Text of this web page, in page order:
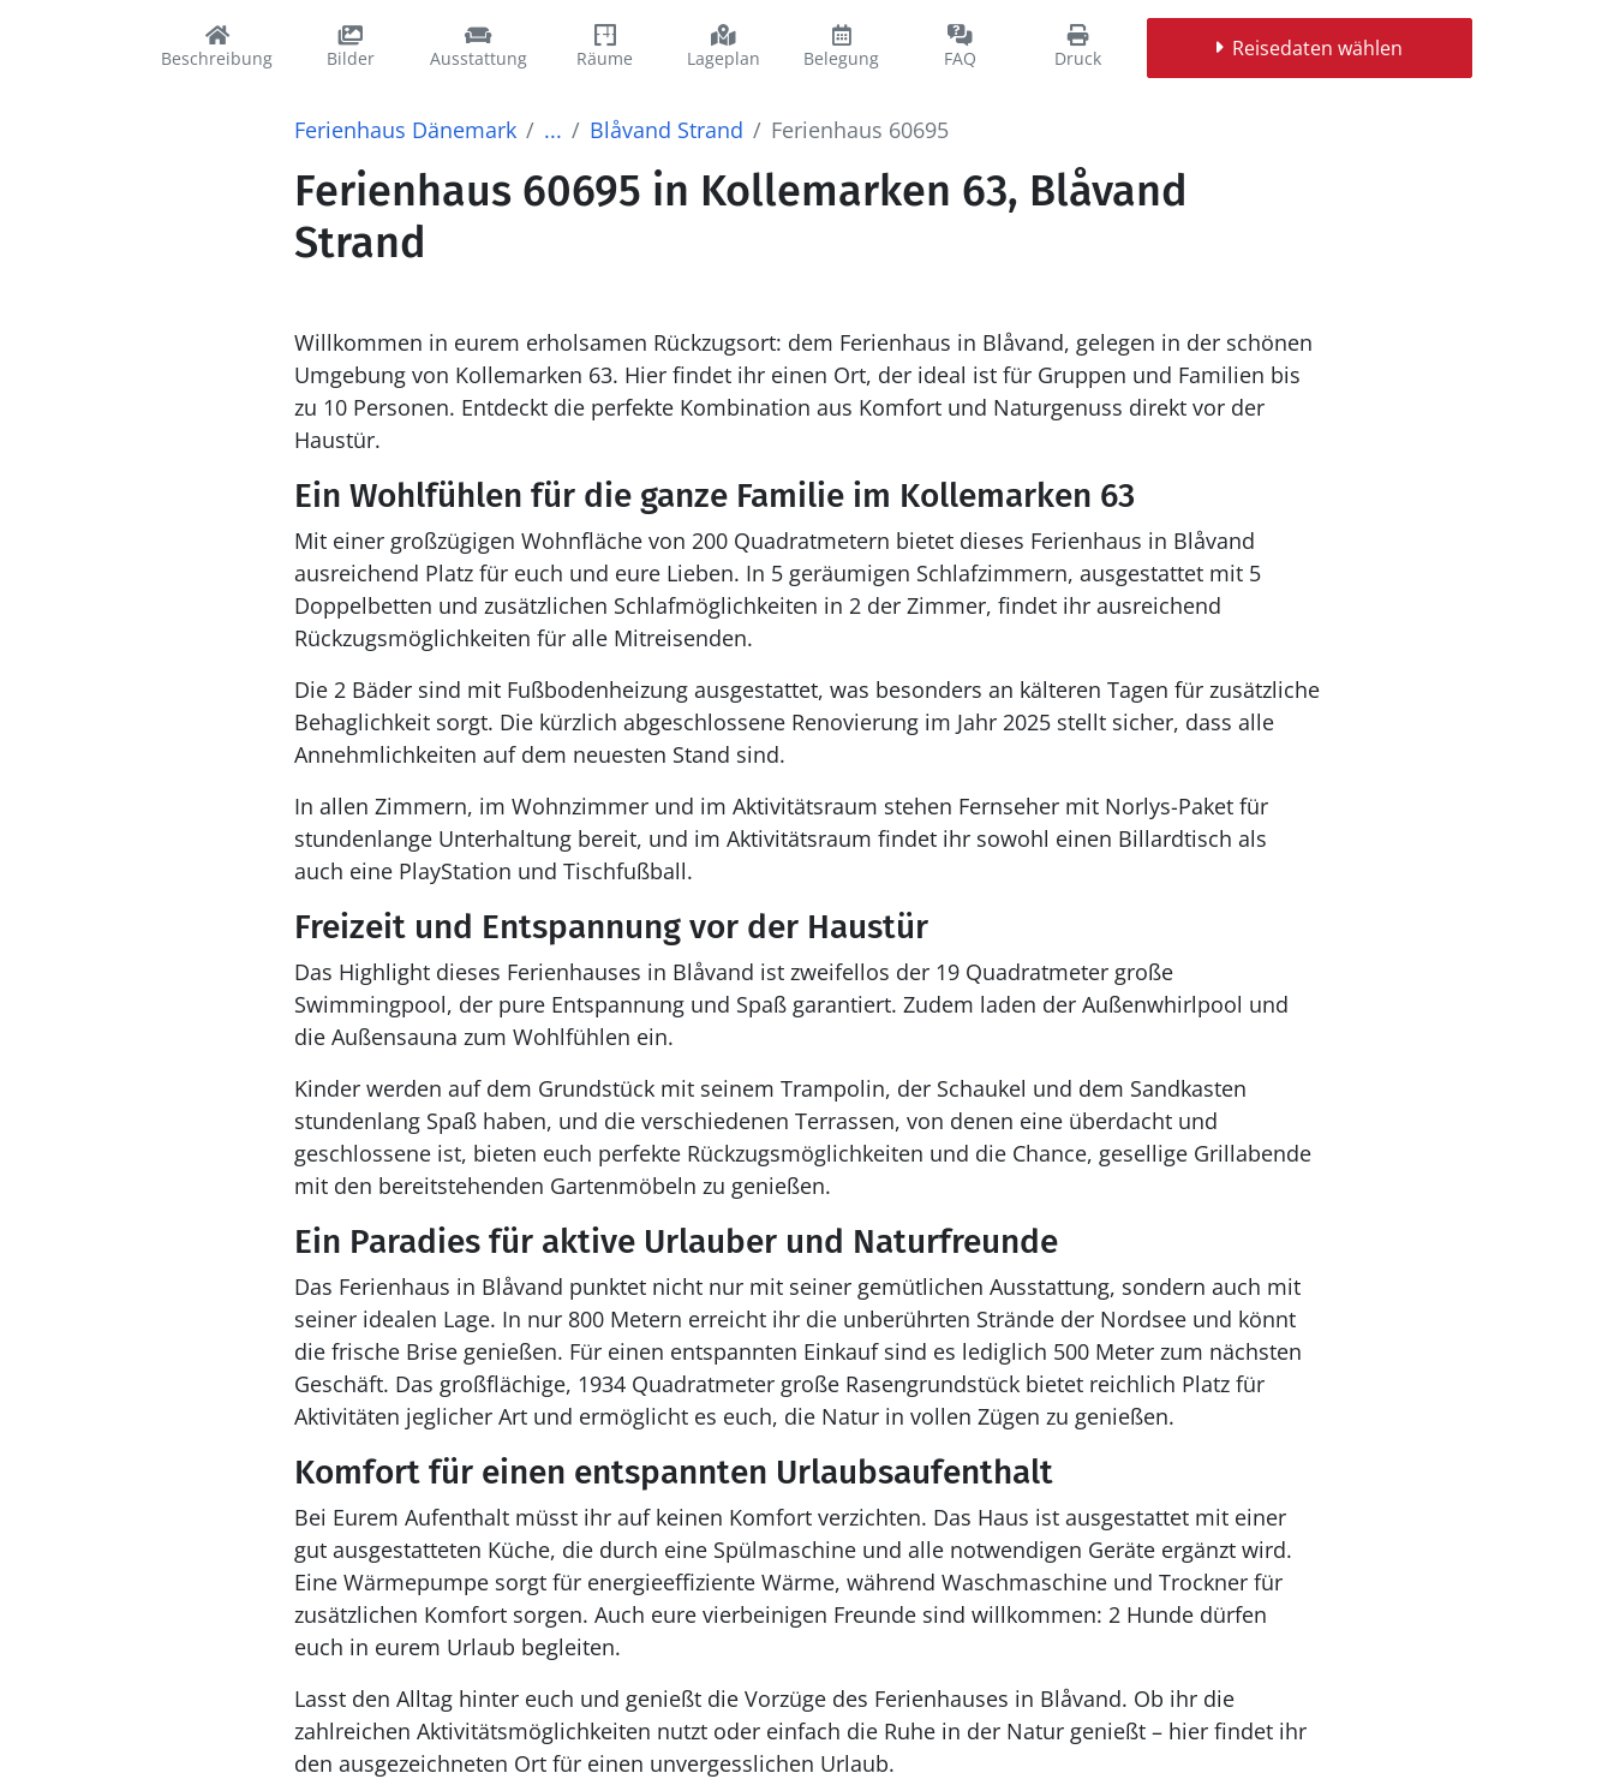
Beschreibung Bilder Ausstattung Räume Lageplan Belegung FAQ Druck Reisedaten wählen
Ferienhaus Dänemark ... Blåvand Strand Ferienhaus 60695
Ferienhaus 60695 in Kollemarken 63, Blåvand
Strand
Willkommen in eurem erholsamen Rückzugsort: dem Ferienhaus in Blåvand, gelegen in der schönen
Umgebung von Kollemarken 63. Hier findet ihr einen Ort, der ideal ist für Gruppen und Familien bis
zu 10 Personen. Entdeckt die perfekte Kombination aus Komfort und Naturgenuss direkt vor der
Haustür.
Ein Wohlfühlen für die ganze Familie im Kollemarken 63
Mit einer großzügigen Wohnfläche von 200 Quadratmetern bietet dieses Ferienhaus in Blåvand
ausreichend Platz für euch und eure Lieben. In 5 geräumigen Schlafzimmern, ausgestattet mit 5
Doppelbetten und zusätzlichen Schlafmöglichkeiten in 2 der Zimmer, findet ihr ausreichend
Rückzugsmöglichkeiten für alle Mitreisenden.
Die 2 Bäder sind mit Fußbodenheizung ausgestattet, was besonders an kälteren Tagen für zusätzliche
Behaglichkeit sorgt. Die kürzlich abgeschlossene Renovierung im Jahr 2025 stellt sicher, dass alle
Annehmlichkeiten auf dem neuesten Stand sind.
In allen Zimmern, im Wohnzimmer und im Aktivitätsraum stehen Fernseher mit Norlys-Paket für
stundenlange Unterhaltung bereit, und im Aktivitätsraum findet ihr sowohl einen Billardtisch als
auch eine PlayStation und Tischfußball.
Freizeit und Entspannung vor der Haustür
Das Highlight dieses Ferienhauses in Blåvand ist zweifellos der 19 Quadratmeter große
Swimmingpool, der pure Entspannung und Spaß garantiert. Zudem laden der Außenwhirlpool und
die Außensauna zum Wohlfühlen ein.
Kinder werden auf dem Grundstück mit seinem Trampolin, der Schaukel und dem Sandkasten
stundenlang Spaß haben, und die verschiedenen Terrassen, von denen eine überdacht und
geschlossene ist, bieten euch perfekte Rückzugsmöglichkeiten und die Chance, gesellige Grillabende
mit den bereitstehenden Gartenmöbeln zu genießen.
Ein Paradies für aktive Urlauber und Naturfreunde
Das Ferienhaus in Blåvand punktet nicht nur mit seiner gemütlichen Ausstattung, sondern auch mit
seiner idealen Lage. In nur 800 Metern erreicht ihr die unberührten Strände der Nordsee und könnt
die frische Brise genießen. Für einen entspannten Einkauf sind es lediglich 500 Meter zum nächsten
Geschäft. Das großflächige, 1934 Quadratmeter große Rasengrundstück bietet reichlich Platz für
Aktivitäten jeglicher Art und ermöglicht es euch, die Natur in vollen Zügen zu genießen.
Komfort für einen entspannten Urlaubsaufenthalt
Bei Eurem Aufenthalt müsst ihr auf keinen Komfort verzichten. Das Haus ist ausgestattet mit einer
gut ausgestatteten Küche, die durch eine Spülmaschine und alle notwendigen Geräte ergänzt wird.
Eine Wärmepumpe sorgt für energieeffiziente Wärme, während Waschmaschine und Trockner für
zusätzlichen Komfort sorgen. Auch eure vierbeinigen Freunde sind willkommen: 2 Hunde dürfen
euch in eurem Urlaub begleiten.
Lasst den Alltag hinter euch und genießt die Vorzüge des Ferienhauses in Blåvand. Ob ihr die
zahlreichen Aktivitätsmöglichkeiten nutzt oder einfach die Ruhe in der Natur genießt – hier findet ihr
den ausgezeichneten Ort für einen unvergesslichen Urlaub.